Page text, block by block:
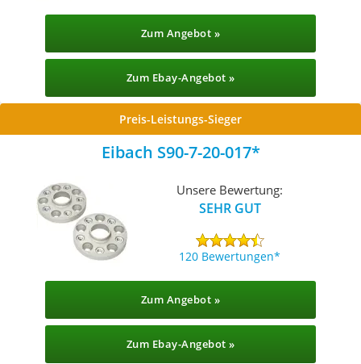
Zum Angebot »
Zum Ebay-Angebot »
Preis-Leistungs-Sieger
Eibach S90-7-20-017
Unsere Bewertung:
SEHR GUT
120 Bewertungen
Zum Angebot »
Zum Ebay-Angebot »